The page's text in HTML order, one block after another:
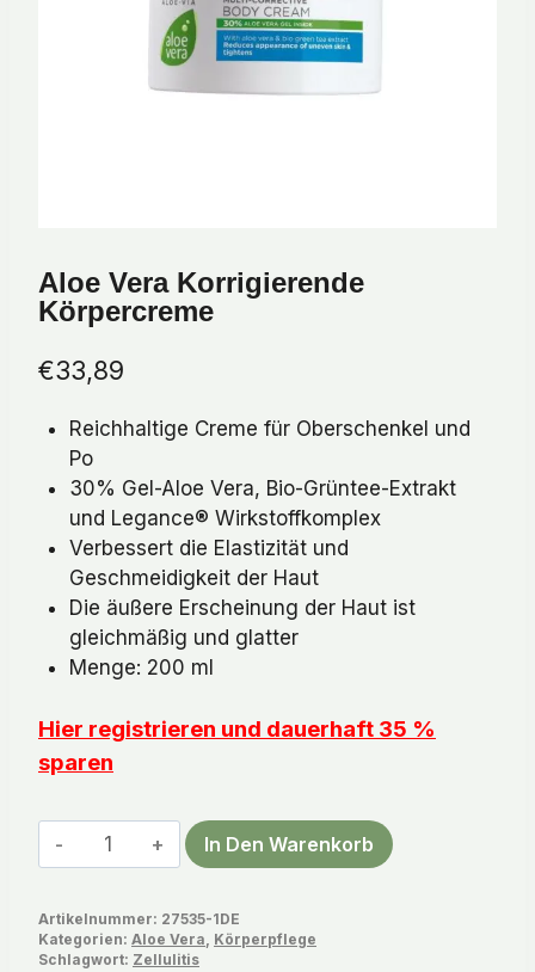
Aloe Vera Korrigierende
Körpercreme
€33,89
Reichhaltige Creme für Oberschenkel und
Po
30% Gel-Aloe Vera, Bio-Grüntee-Extrakt
und Legance® Wirkstoffkomplex
Verbessert die Elastizität und
Geschmeidigkeit der Haut
Die äußere Erscheinung der Haut ist
gleichmäßig und glatter
Menge: 200 ml
Hier registrieren und dauerhaft 35 %
sparen
Aloe
Vera
Körpercreme
Menge
In Den Warenkorb
Artikelnummer: 27535-1DE
Kategorien: Aloe Vera, Körperpflege
Schlagwort: Zellulitis